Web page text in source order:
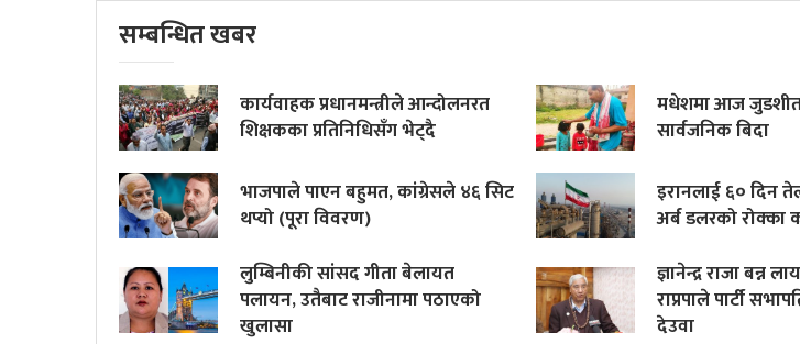
सम्बन्धित खबर
कार्यवाहक प्रधानमन्त्रीले आन्दोलनरत
शिक्षकका प्रतिनिधिसँग भेट्दै
मधेशमा आज
सार्वजनिक बिदा
भाजपाले पाएन बहुमत, कांग्रेसले ४६ सिट
थप्यो (पूरा विवरण)
इरानलाई ६० दिन
अर्ब डलरको
लुम्बिनीकी सांसद गीता बेलायत
पलायन, उतैबाट राजीनामा पठाएको
खुलासा
ज्ञानेन्द्र राजा बन्न
राप्रपाले पार्टी
देउवा